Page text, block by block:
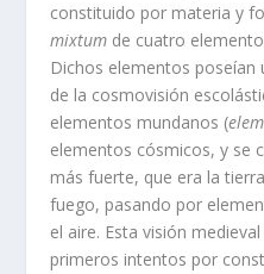
constituido por materia y
mixtum de cuatro
Dichos elementos
de la cosmovisión
elementos mundanos (
elementos cósmicos, y se
más fuerte, que era la
fuego, pasando por
el aire. Esta visión
primeros intentos por